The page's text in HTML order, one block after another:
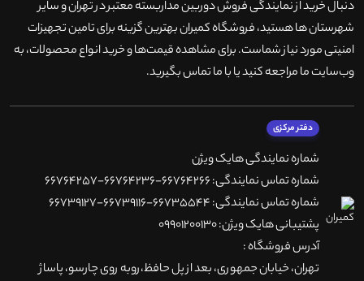
دنبال خرید از نمایندگی فروش دوربین مداربسته معتبر در تهران و سایر
شهرستان ها هستید، فروشگاه کمیران بهترین گزینه برای تامین تجهیزات
امنیتی مورد نیاز شماست. برای مشاهده قیمت‌ها و خرید انواع محصولات، به
وب‌سایت ما مراجعه کنید یا با ما تماس بگیرید.
دفتر مرکزی
شماره نمایندگی هایک ویژن
شماره تماس نمایندگی: 66764266-66764236-66764257
شماره تماس نمایندگی: 66735544-66739116-66739127
پشتیبانی هایک ویژن: 09901200130
آدرس فروشگاه :
تهران، خيابان جمهوری، بعد از پل حافظ،روبه روی چارسو، پاساژ